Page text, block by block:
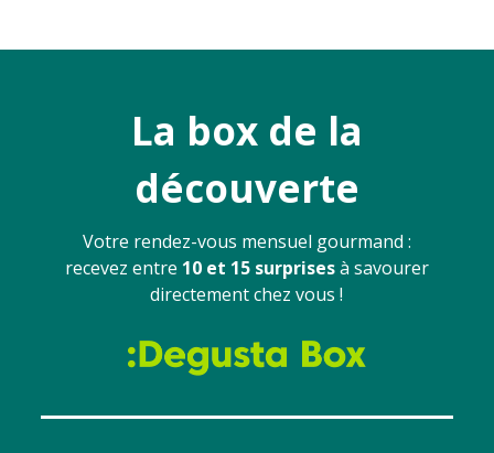
La box de la
découverte
Votre rendez-vous mensuel gourmand :
recevez entre 10 et 15 surprisesà savourer
directement chez vous !